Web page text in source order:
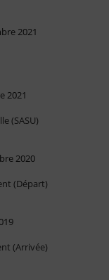
2021
2021
(SASU)
2020
(Départ)
(Arrivée)